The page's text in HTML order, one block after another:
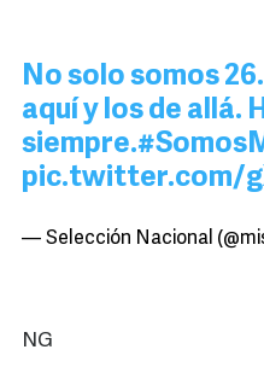
No solo somos
aquí y los de allá.
siempre.
pic.twitter.com/
— Selección Nacional
NG